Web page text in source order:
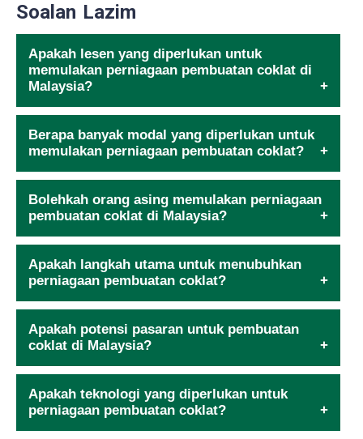
Soalan Lazim
Apakah lesen yang diperlukan untuk
memulakan perniagaan pembuatan coklat di
Malaysia?
Berapa banyak modal yang diperlukan untuk
memulakan perniagaan pembuatan coklat?
Bolehkah orang asing memulakan perniagaan
pembuatan coklat di Malaysia?
Apakah langkah utama untuk menubuhkan
perniagaan pembuatan coklat?
Apakah potensi pasaran untuk pembuatan
coklat di Malaysia?
Apakah teknologi yang diperlukan untuk
perniagaan pembuatan coklat?